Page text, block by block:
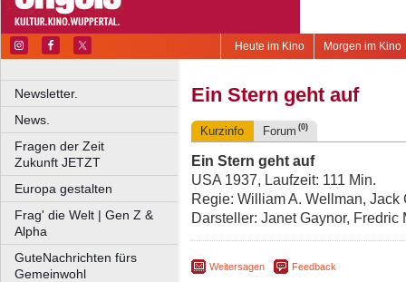
Morgen im Kino
Heute im Kino
Newsletter.
News.
Fragen der Zeit
Zukunft JETZT
Europa gestalten
Frag' die Welt | Gen Z &
Alpha
GuteNachrichten fürs
Gemeinwohl
Ein Stern geht auf
Kurzinfo Forum (0)
Ein Stern geht auf
USA 1937, Laufzeit: 111 Min.
Regie: William A. Wellman, Jack
Darsteller: Janet Gaynor,
Weitersagen Feedback